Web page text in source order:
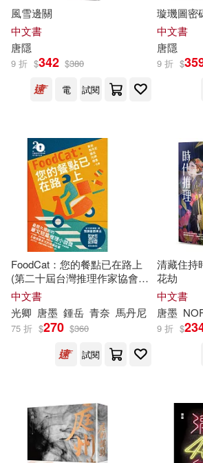
孑与2(33) 墨刻編輯部(32)
溫斯頓．邱吉爾(32)
（英）奧斯卡·王爾德(32)
唐川(30)
(印)泰戈爾(29) 法布爾(29)
（美）希利爾(29)
奧斯卡．王爾德(28)
（印度）泰戈爾(28)
本社編(27)
陝西師範大學出版社(180)
中國計量出版社(178)
華夏出版社(177)
鳳凰出版社(168)
聯經出版公司(167)
上海三聯書店(165)
北京理工大學出版社(163)
武漢大學出版社(161)
匯識教育出版社(158)
安徽美術出版社(150)
風雪邊關
中文書
唐隱
9 折 $342 $380
電
試閱
璇璣圖密
中文書
唐隱
9 折 $
FoodCat：您的餐點已在路上
(第二十屆台灣推理作家協會徵
文獎作品集)
中文書
光卿 唐墨 鍾岳 青奈 馬丹尼
75 折 $270 $360
試閱
清藏住持
花劫
中文書
唐墨
9 折 $